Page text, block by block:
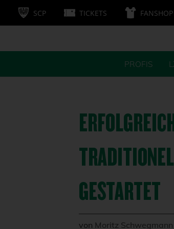
SCP TICKETS FANSHOP
PROFIS
GESTARTET
von Moritz Schwegmann